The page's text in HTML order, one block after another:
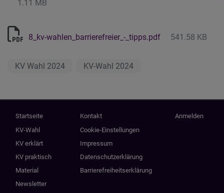
1.11 MB
8_kv-wahlen_barrierefreier_-_tipps.pdf 541.58 KB
KV Wahl 2024 KV-Wahl 2024
Hauptnavigation
Startseite
KV-Wahl
KV erklärt
KV praktisch
Material
Newsletter
Fußbereichsmenü
Kontakt
Cookie-Einstellungen
Impressum
Datenschutzerklärung
Barrierefreiheitserklärung
Benutzermenü
Anmelden